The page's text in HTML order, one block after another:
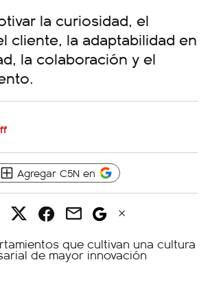
la curiosidad, el
cliente, la adaptabilidad en
la colaboración y el
Agregar C5N en